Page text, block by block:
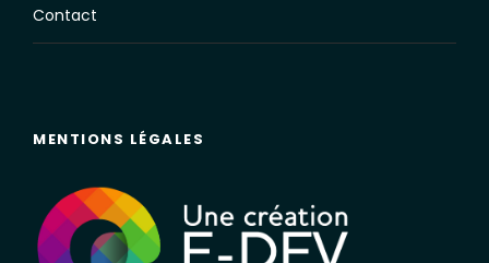
Contact
MENTIONS LÉGALES